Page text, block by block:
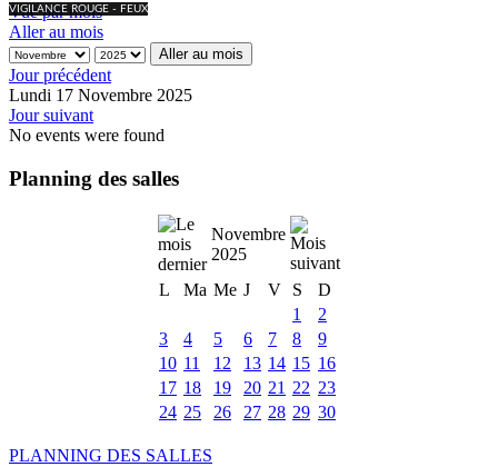
VIGILANCE ROUGE - FEUX
Vue par mois
Aller au mois
Aller au mois
Jour précédent
Lundi 17 Novembre 2025
Jour suivant
No events were found
Planning des salles
Novembre
2025
L
Ma Me J V S
D
1
2
3
4 5 6 7 8
9
10 11 12 13 14 15 16
17 18 19 20 21 22 23
24 25 26 27 28 29 30
PLANNING DES SALLES